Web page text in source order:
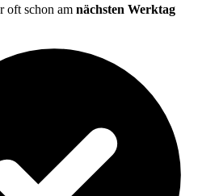
oft schon am nächsten Werktag